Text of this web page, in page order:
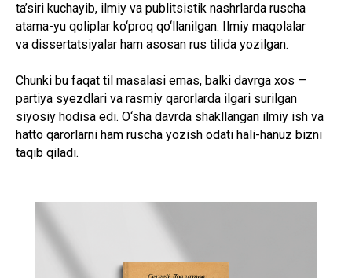
ta’siri kuchayib, ilmiy va publitsistik nashrlarda ruscha
atama-yu qoliplar ko‘proq qo‘llanilgan. Ilmiy maqolalar
va dissertatsiyalar ham asosan rus tilida yozilgan.
Chunki bu faqat til masalasi emas, balki davrga xos —
partiya syezdlari va rasmiy qarorlarda ilgari surilgan
siyosiy hodisa edi. O‘sha davrda shakllangan ilmiy ish va
hatto qarorlarni ham ruscha yozish odati hali-hanuz bizni
taqib qiladi.